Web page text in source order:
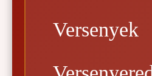
Versenyek